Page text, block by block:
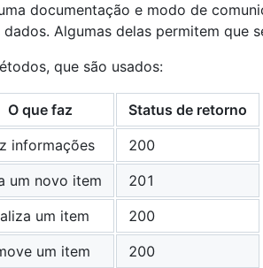
documentação e modo de
Algumas delas permitem que
que são usados:
O que faz
Status de retorno
informações
200
um novo item
201
um item
200
um item 200